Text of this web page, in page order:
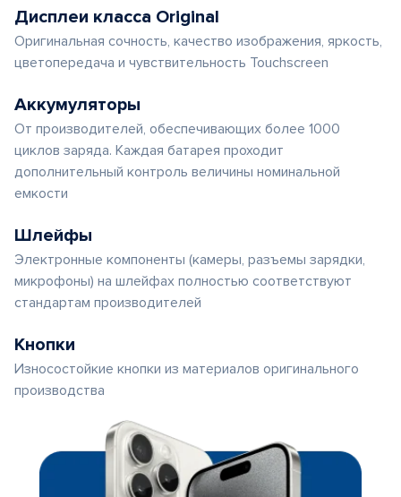
Дисплеи класса Original
Оригинальная сочность, качество изображения, яркость,
цветопередача и чувствительность Touchscreen
Аккумуляторы
От производителей, обеспечивающих более 1000
циклов заряда. Каждая батарея проходит
дополнительный контроль величины номинальной
емкости
Шлейфы
Электронные компоненты (камеры, разъемы зарядки,
микрофоны) на шлейфах полностью соответствуют
стандартам производителей
Кнопки
Износостойкие кнопки из материалов оригинального
производства